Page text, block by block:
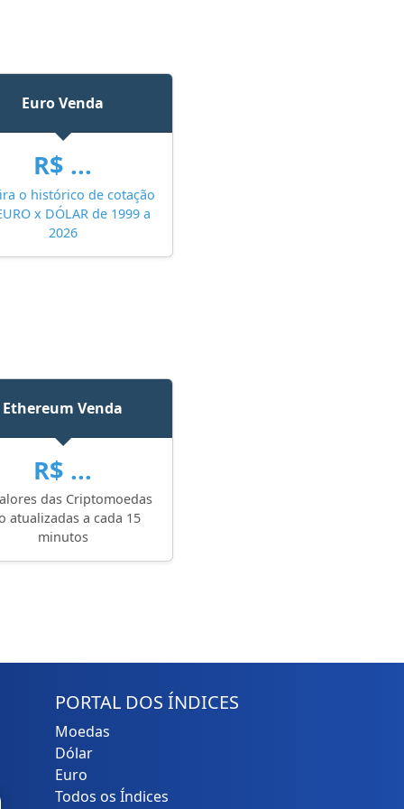
Euro Venda
R$ ...
o histórico de cotação
x DÓLAR de 1999 a
2026
Ethereum Venda
R$ ...
das Criptomoedas
atualizadas a cada 15
minutos
PORTAL DOS ÍNDICES
Moedas
Dólar
Euro
Todos os Índices